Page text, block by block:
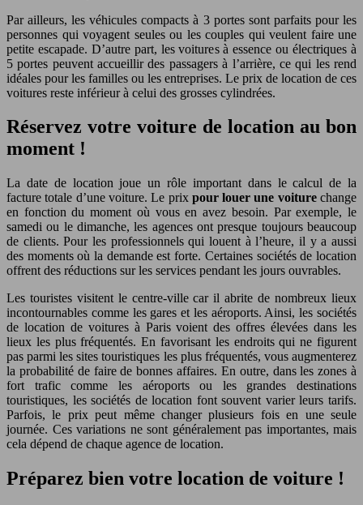
Par ailleurs, les véhicules compacts à 3 portes sont parfaits pour les
personnes qui voyagent seules ou les couples qui veulent faire une
petite escapade. D’autre part, les voitures à essence ou électriques à
5 portes peuvent accueillir des passagers à l’arrière, ce qui les rend
idéales pour les familles ou les entreprises. Le prix de location de ces
voitures reste inférieur à celui des grosses cylindrées.
Réservez votre voiture de location au bon
moment !
La date de location joue un rôle important dans le calcul de la
facture totale d’une voiture. Le prix pour louer une voiturechange
en fonction du moment où vous en avez besoin. Par exemple, le
samedi ou le dimanche, les agences ont presque toujours beaucoup
de clients. Pour les professionnels qui louent à l’heure, il y a aussi
des moments où la demande est forte. Certaines sociétés de location
offrent des réductions sur les services pendant les jours ouvrables.
Les touristes visitent le centre-ville car il abrite de nombreux lieux
incontournables comme les gares et les aéroports. Ainsi, les sociétés
de location de voitures à Paris voient des offres élevées dans les
lieux les plus fréquentés. En favorisant les endroits qui ne figurent
pas parmi les sites touristiques les plus fréquentés, vous augmenterez
la probabilité de faire de bonnes affaires. En outre, dans les zones à
fort trafic comme les aéroports ou les grandes destinations
touristiques, les sociétés de location font souvent varier leurs tarifs.
Parfois, le prix peut même changer plusieurs fois en une seule
journée. Ces variations ne sont généralement pas importantes, mais
cela dépend de chaque agence de location.
Préparez bien votre location de voiture !